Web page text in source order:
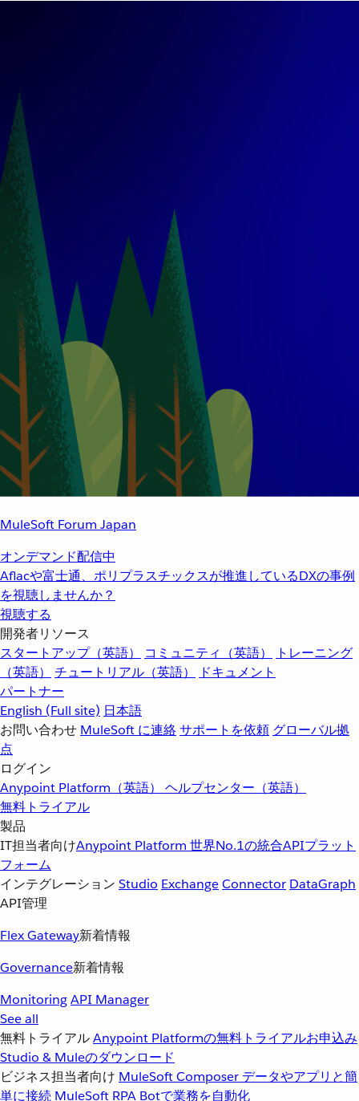
MuleSoft Forum Japan
オンデマンド配信中
Aflacや富士通、ポリプラスチックスが推進しているDXの事例
を視聴しませんか？
視聴する
開発者リソース
スタートアップ（英語）
コミュニティ（英語）
トレーニング
（英語）
チュートリアル（英語）
ドキュメント
パートナー
English (Full site) 日本語
お問い合わせ MuleSoft に連絡サポートを依頼 グローバル拠
点
ログイン
Anypoint Platform（英語） ヘルプセンター（英語）
無料トライアル
製品
IT担当者向けAnypoint Platform 世界No.1の統合APIプラット
フォーム
インテグレーション Studio ExchangeConnector DataGraph
API管理
Flex Gateway新着情報
Governance新着情報
MonitoringAPI Manager
See all
無料トライアルAnypoint Platformの無料トライアルお申込み
Studio & Muleのダウンロード
ビジネス担当者向け MuleSoft Composer データやアプリと簡
単に接続 MuleSoft RPA Botで業務を自動化